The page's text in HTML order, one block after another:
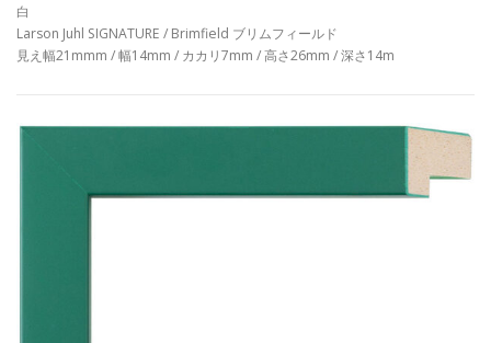
白
Larson Juhl SIGNATURE / Brimfield ブリムフィールド
見え幅21mmm / 幅14mm / カカリ7mm / 高さ26mm / 深さ14m